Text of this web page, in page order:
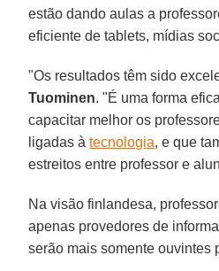
estão dando aulas a
eficiente de tablets, mídias
"Os resultados têm sido
Tuominen. "É uma forma
capacitar melhor os
ligadas àtecnologia, e que
estreitos entre professor e
Na visão finlandesa,
apenas provedores de
serão mais somente ouvintes